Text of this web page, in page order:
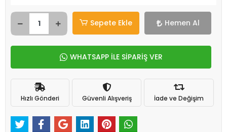
Sepete Ekle Hemen Al
WHATSAPP İLE SİPARİŞ VER
Hızlı Gönderi Güvenli Alışveriş İade ve Değişim